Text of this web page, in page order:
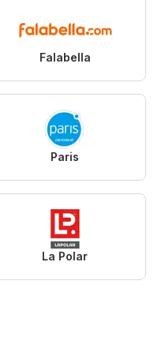
Falabella
Paris
La Polar